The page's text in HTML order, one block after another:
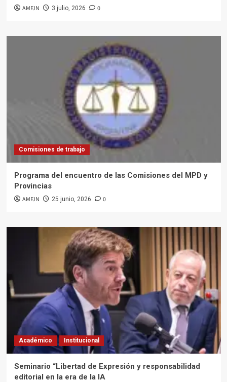
AMFJN 3 julio, 2026 0
Comisiones de trabajo
Programa del encuentro de las Comisiones del MPD y
Provincias
AMFJN 25 junio, 2026 0
Académico Institucional
Seminario “Libertad de Expresión y responsabilidad
editorial en la era de la IA